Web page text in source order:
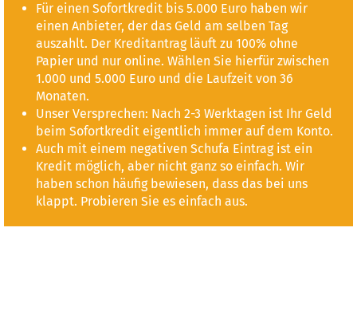
Für einen Sofortkredit bis 5.000 Euro haben wir
einen Anbieter, der das Geld am selben Tag
auszahlt. Der Kreditantrag läuft zu 100% ohne
Papier und nur online. Wählen Sie hierfür zwischen
1.000 und 5.000 Euro und die Laufzeit von 36
Monaten.
Unser Versprechen: Nach 2-3 Werktagen ist Ihr Geld
beim Sofortkredit eigentlich immer auf dem Konto.
Auch mit einem negativen Schufa Eintrag ist ein
Kredit möglich, aber nicht ganz so einfach. Wir
haben schon häufig bewiesen, dass das bei uns
klappt. Probieren Sie es einfach aus.